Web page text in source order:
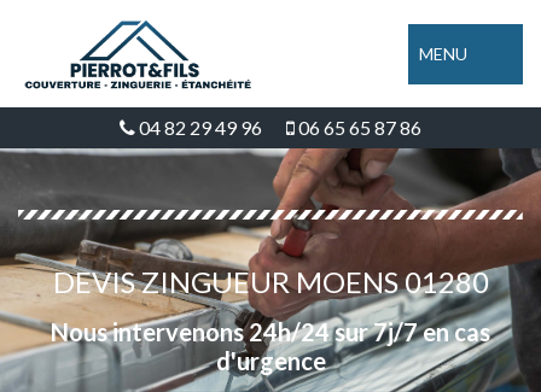
MENU
04 82 29 49 96 06 65 65 87 86
DEVIS ZINGUEUR MOENS 01280
Nous intervenons 24h/24 sur 7j/7 en cas
d'urgence